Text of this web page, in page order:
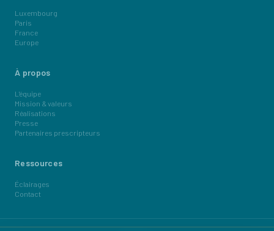
Luxembourg
Paris
France
Europe
À propos
L'équipe
Mission & valeurs
Réalisations
Presse
Partenaires prescripteurs
Ressources
Éclairages
Contact